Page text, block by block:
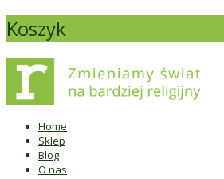
Koszyk
Home
Sklep
Blog
O nas